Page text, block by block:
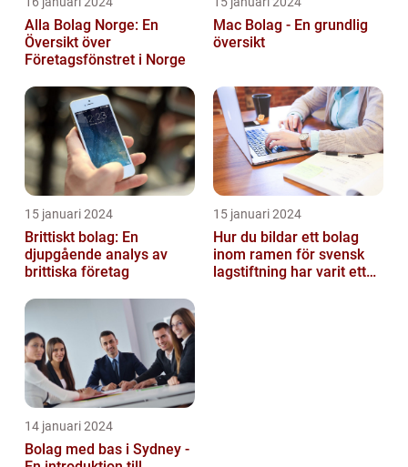
Alla Bolag Norge: En
Översikt över
Företagsfönstret i Norge
Mac Bolag - En grundlig
översikt
15 januari 2024
Brittiskt bolag: En
djupgående analys av
brittiska företag
15 januari 2024
Hur du bildar ett bolag
inom ramen för svensk
lagstiftning har varit ett
14 januari 2024
Bolag med bas i Sydney -